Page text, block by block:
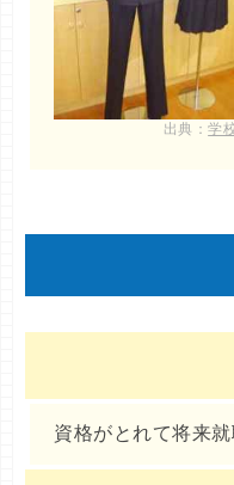
出典：学
資格がとれて将来